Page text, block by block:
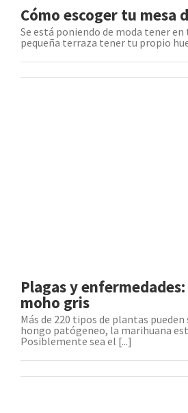
Cómo escoger tu mesa
Se está poniendo de moda tener
pequeña terraza tener tu propio
Plagas y
moho gris
Más de 220 tipos de plantas
hongo patógeneo, la marihuana
Posiblemente sea el [...]